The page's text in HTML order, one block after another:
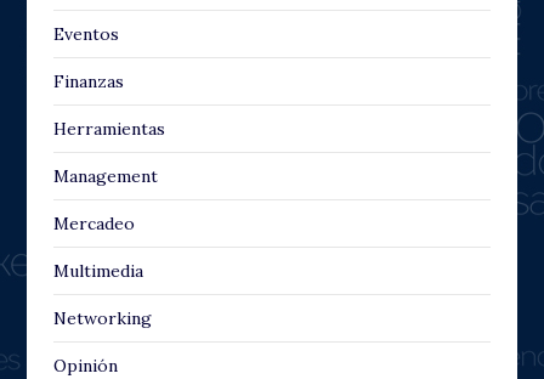
Eventos
Finanzas
Herramientas
Management
Mercadeo
Multimedia
Networking
Opinión